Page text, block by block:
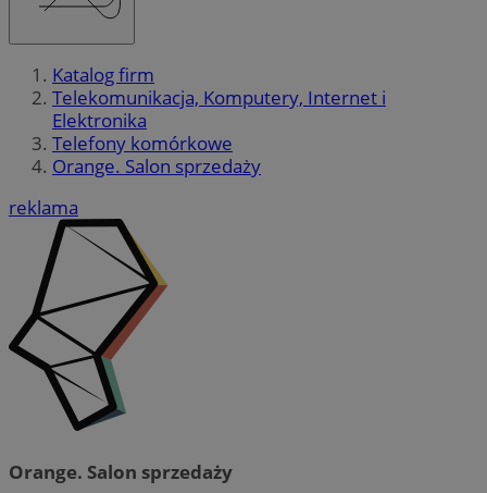
Katalog firm
Telekomunikacja, Komputery, Internet i
Elektronika
Telefony komórkowe
Orange. Salon sprzedaży
reklama
Orange. Salon sprzedaży